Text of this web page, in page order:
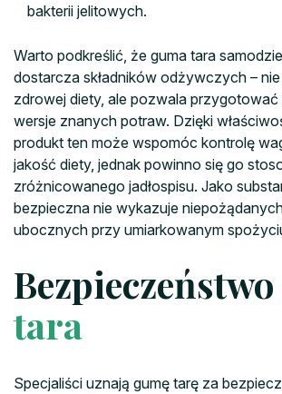
bakterii jelitowych.
Warto podkreślić, że guma tara
dostarcza składników odżywczych –
zdrowej diety, ale pozwala
wersje znanych potraw. Dzięki
produkt ten może wspomóc kontrolę
jakość diety, jednak powinno się go
zróżnicowanego jadłospisu. Jako
bezpieczna nie wykazuje
ubocznych przy umiarkowanym
Bezpieczeństwo
tara
Specjaliści uznają gumę tarę za